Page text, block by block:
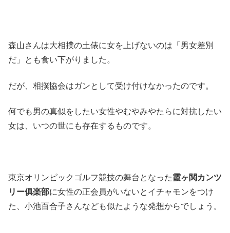
森山さんは大相撲の土俵に女を上げないのは「男女差別
だ」とも食い下がりました。
だが、相撲協会はガンとして受け付けなかったのです。
何でも男の真似をしたい女性やむやみやたらに対抗したい
女は、いつの世にも存在するものです。
東京オリンピックゴルフ競技の舞台となった霞ヶ関カンツ
リー俱楽部に女性の正会員がいないとイチャモンをつけ
た、小池百合子さんなども似たような発想からでしょう。